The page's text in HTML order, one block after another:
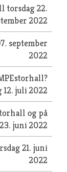
torsdag 22.
2022
september
2022
12. juli 2022
og på
juni 2022
21. juni
2022